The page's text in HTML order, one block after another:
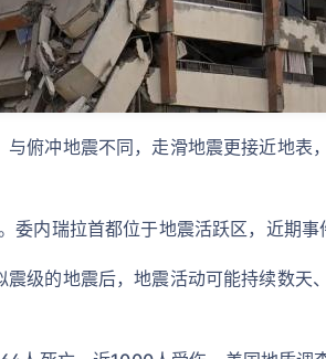
俯冲地震不同，走滑地震更接近地表
委内瑞拉首都位于地震活跃区，近期
级的地震后，地震活动可能持续数天